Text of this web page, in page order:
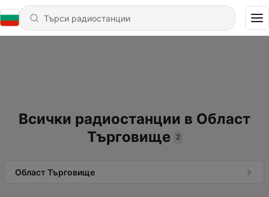
Всички радиостанции в Област
Търговище
2
Област Търговище